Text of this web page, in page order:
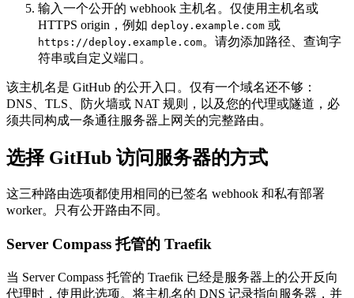
输入一个公开的 webhook 主机名。仅使用主机名或
HTTPS origin，例如 deploy.example.com 或
https://deploy.example.com。请勿添加路径、查询字
符串或自定义端口。
该主机名是 GitHub 的公开入口。仅有一个域名还不够：
DNS、TLS、防火墙或 NAT 规则，以及您的代理或隧道，必
须共同构成一条通往服务器上网关的完整路由。
选择 GitHub 访问服务器的方式
这三种路由选项都使用相同的已签名 webhook 和私有部署
worker。只有公开路由不同。
Server Compass 托管的 Traefik
当 Server Compass 托管的 Traefik 已经是服务器上的公开反向
代理时，使用此选项。将主机名的 DNS 记录指向服务器，并